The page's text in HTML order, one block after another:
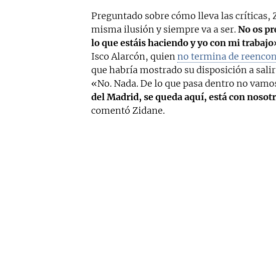
Preguntado sobre cómo lleva las críticas,
misma ilusión y siempre va a ser.No os
lo que estáis haciendo y yo con mi
Isco Alarcón, quienno termina de
que habría mostrado su disposición a
«No. Nada. De lo que pasa dentro no
del Madrid, se queda aquí, está con
comentó Zidane.